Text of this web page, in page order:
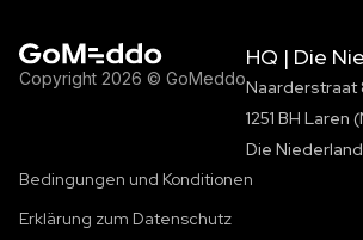
Copyright 2026 © GoMeddo
HQ | Die
Naarderstraat
1251 BH Laren
Die
Bedingungen und Konditionen
Erklärung zum Datenschutz